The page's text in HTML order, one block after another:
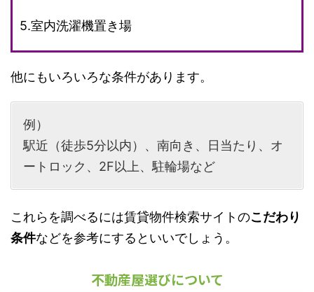
5.室内洗濯機置き場
他にもいろいろな条件があります。
例）
駅近（徒歩5分以内）、南向き、日当たり、オ
ートロック、2F以上、駐輪場など
これらを調べるには賃貸物件検索サイトのこだわり
条件などを参考にするといいでしょう。
不動産屋選びについて